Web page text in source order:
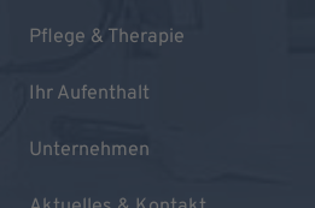
Pflege & Therapie
Ihr Aufenthalt
Unternehmen